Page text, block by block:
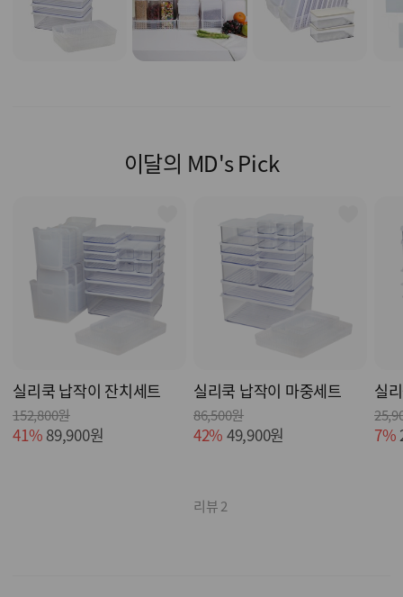
이달의 MD's Pick
실리쿡 납작이 잔치세트
152,800원
41% 89,900원
실리쿡 납작이 마중세트
86,500원
42% 49,900원
리뷰 2
실
7%